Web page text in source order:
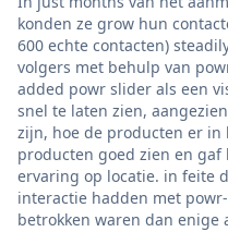
konden ze grow hun
600 echte contacten)
volgers met behulp van
added powr slider als een
snel te laten zien,
zijn, hoe de producten er
producten goed zien en
ervaring op locatie. in feite
interactie hadden met
betrokken waren dan enige